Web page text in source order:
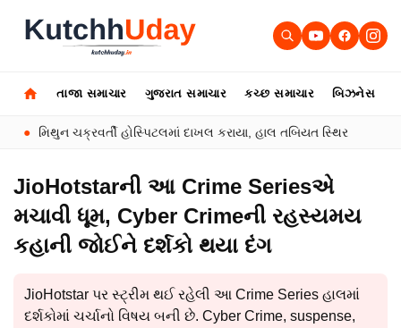
તાજા સમાચાર ગુજરાત સમાચાર કચ્છ સમાચાર બિઝનેસ
મિથુન ચક્રવર્તી હોસ્પિટલમાં દાખલ કરાયા, હાલ તબિયત સ્થિર
JioHotstarની આ Crime Seriesએ
મચાવી ધૂમ, Cyber Crimeની રહસ્યમય
કહાની જોઈને દર્શકો થયા દંગ
JioHotstar પર સ્ટ્રીમ થઈ રહેલી આ Crime Series હાલમાં
દર્શકોમાં ચર્ચાનો વિષય બની છે. Cyber Crime, suspense,